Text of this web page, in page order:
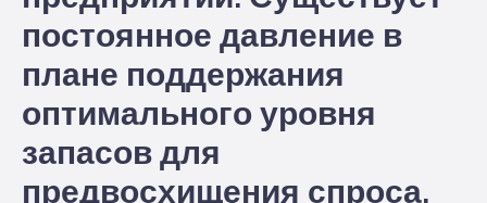
постоянное давление в
плане поддержания
оптимального уровня
запасов для
предвосхищения спроса,